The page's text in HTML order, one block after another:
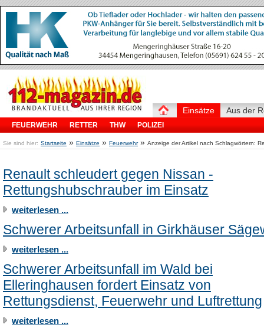
Einsätze
FEUERWEHR RETTER THW POLIZEI
Aus der
Sie sind hier: Startseite » Einsätze » Feuerwehr » Anzeige der Artikel nach Schlagwörtern:
Renault schleudert gegen Nissan -
Rettungshubschrauber im Einsatz
weiterlesen ...
Schwerer Arbeitsunfall in Girkhäuser
weiterlesen ...
Schwerer Arbeitsunfall im Wald bei
Elleringhausen fordert Einsatz von
Rettungsdienst, Feuerwehr und Luftrettung
weiterlesen ...